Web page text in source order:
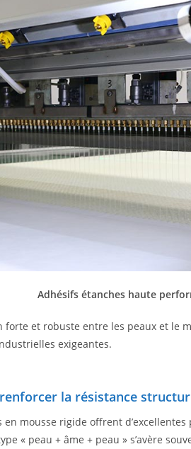
Adhésifs étanches haute
forte et robuste entre les peaux et le
exigeantes.
la résistance
en mousse rigide offrent
« peau + âme + peau » s’avère